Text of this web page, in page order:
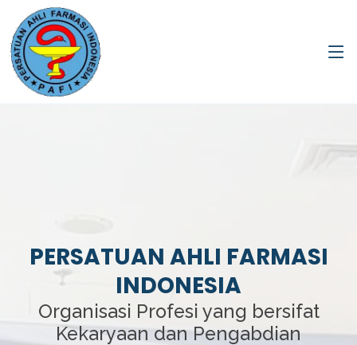
PERSATUAN AHLI FARMASI
INDONESIA
Organisasi Profesi yang bersifat
Kekaryaan dan Pengabdian